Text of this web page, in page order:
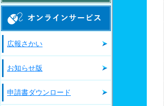
オンラインサー
広報さかい
お知らせ版
申請書ダウンロード